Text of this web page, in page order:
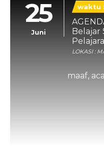
25
Juni
waktu
Belajar
LOKASI :
maaf,